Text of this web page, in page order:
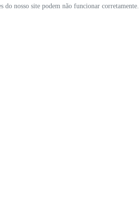
do nosso site podem não funcionar corretamente.